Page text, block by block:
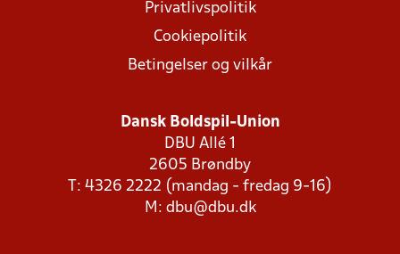
Privatlivspolitik
Cookiepolitik
Betingelser og vilkår
Dansk Boldspil-Union
DBU Allé 1
2605 Brøndby
T: 4326 2222 (mandag - fredag 9-16)
M: dbu@dbu.dk